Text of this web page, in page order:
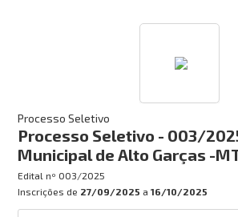
INÍCIO
FALE CONOSCO
Concursos:
INSCRIÇÕES ABERTAS
Processo Seletivo
Processo Seletivo - 003/
Municipal de Alto Garças -
Edital nº 003/2025
Inscrições de 27/09/2025 a 16/10/2025